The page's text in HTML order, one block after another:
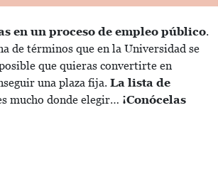
en un proceso de empleo público.
de términos que en la Universidad se
que quieras convertirte en
una plaza fija. La lista de
mucho donde elegir… ¡Conócelas